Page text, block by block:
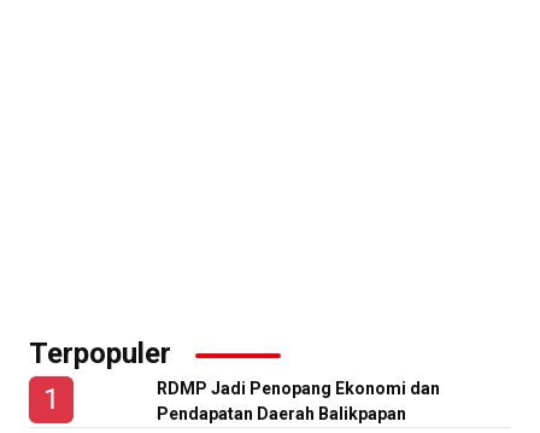
Terpopuler
RDMP Jadi Penopang Ekonomi dan
Pendapatan Daerah Balikpapan